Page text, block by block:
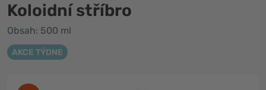
Koloidní stříbro
Obsah: 500 ml
AKCE TÝDNE